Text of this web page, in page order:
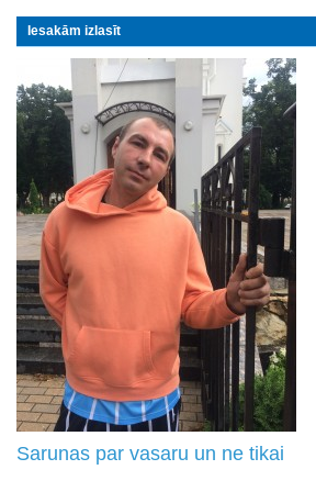
Iesakām izlasīt
Sarunas par vasaru un ne tikai